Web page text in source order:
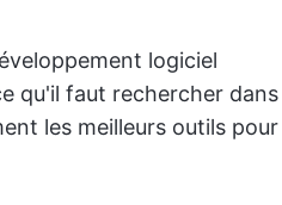
logiciel
qu'il faut rechercher dans
les meilleurs outils pour